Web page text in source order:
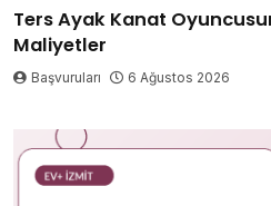
Ters Ayak Kanat
Maliyetler
Başvuruları 6 Ağustos 2026